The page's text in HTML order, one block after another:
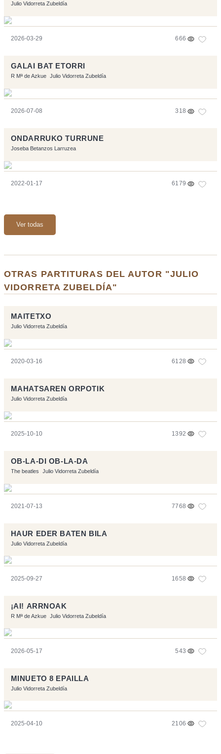
Julio Vidorreta Zubeldía
2026-03-29 666
GALAI BAT ETORRI
R Mª de Azkue Julio Vidorreta Zubeldía
2026-07-08 318
ONDARRUKO TURRUNE
Joseba Betanzos Larruzea
2022-01-17 6179
Ver todas
OTRAS PARTITURAS DEL AUTOR "JULIO
VIDORRETA ZUBELDÍA"
MAITETXO
Julio Vidorreta Zubeldía
2020-03-16 6128
MAHATSAREN ORPOTIK
Julio Vidorreta Zubeldía
2025-10-10 1392
OB-LA-DI OB-LA-DA
The beatles Julio Vidorreta Zubeldía
2021-07-13 7768
HAUR EDER BATEN BILA
Julio Vidorreta Zubeldía
2025-09-27 1658
¡AI! ARRNOAK
R Mª de Azkue Julio Vidorreta Zubeldía
2026-05-17 543
MINUETO 8 EPAILLA
Julio Vidorreta Zubeldía
2025-04-10 2106